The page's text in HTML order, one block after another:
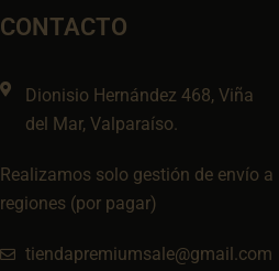
CONTACTO
Dionisio Hernández 468, Viña
del Mar, Valparaíso.
Realizamos solo gestión de envío a
regiones (por pagar)
tiendapremiumsale@gmail.com